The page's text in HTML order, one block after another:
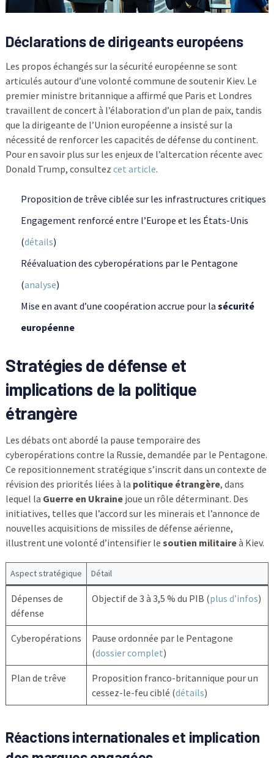
Déclarations de dirigeants européens
Les propos échangés sur la sécurité européenne se sont
articulés autour d’une volonté commune de soutenir Kiev. Le
premier ministre britannique a affirmé que Paris et Londres
travaillent de concert à l’élaboration d’un plan de paix, tandis
que la dirigeante de l’Union européenne a insisté sur la
nécessité de renforcer les capacités de défense du continent.
Pour en savoir plus sur les enjeux de l’altercation récente avec
Donald Trump, consultez cet article.
Proposition de trêve ciblée sur les infrastructures critiques
Engagement renforcé entre l’Europe et les États-Unis
(détails)
Réévaluation des cyberopérations par le Pentagone
(analyse)
Mise en avant d’une coopération accrue pour la sécurité
européenne
Stratégies de défense et
implications de la politique
étrangère
Les débats ont abordé la pause temporaire des
cyberopérations contre la Russie, demandée par le Pentagone.
Ce repositionnement stratégique s’inscrit dans un contexte de
révision des priorités liées à la politique étrangère, dans
lequel la Guerre en Ukrainejoue un rôle déterminant. Des
initiatives, telles que l’accord sur les minerais et l’annonce de
nouvelles acquisitions de missiles de défense aérienne,
illustrent une volonté d’intensifier le soutien militaireà Kiev.
Aspect stratégique Détail
Dépenses de
défense
Objectif de 3 à 3,5 % du PIB (plus d’infos)
Cyberopérations
Pause ordonnée par le Pentagone
(dossier complet)
Plan de trêve
Proposition franco-britannique pour un
cessez-le-feu ciblé (détails)
Réactions internationales et implication